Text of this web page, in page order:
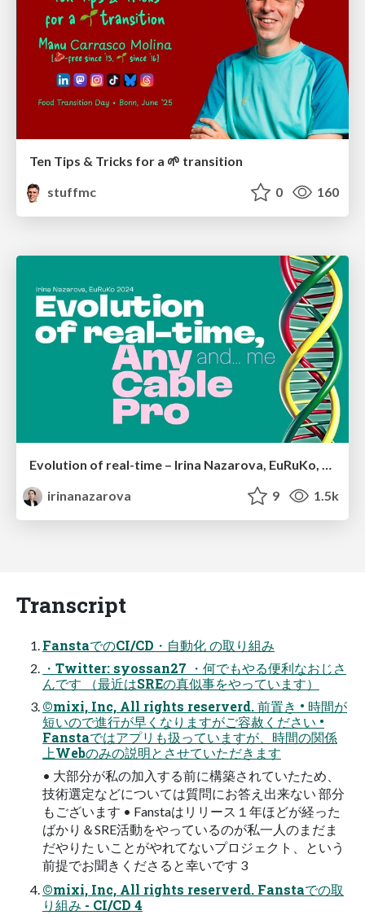
Ten Tips & Tricks for a 🌱 transition
stuffmc
0 160
irinanazarova
9 1.5k
Transcript
FanstaでのCI/CD・自動化 の取り組み
・Twitter: syossan27 ・何でもやる便利なおじさ
んです （最近はSREの真似事をやっています）
©mixi, Inc, All rights reserverd. 前置き • 時間が
短いので進行が早くなりますがご容赦ください •
Fanstaではアプリも扱っていますが、時間の関係
上Webのみの説明とさせていただきます
• 大部分が私の加入する前に構築されていたため、
技術選定などについては質問にお答え出来ない 部分
もございます • Fanstaはリリース１年ほどが経った
ばかり＆SRE活動をやっているのが私一人のまだま
だやりた いことがやれてないプロジェクト、という
前提でお聞きくださると幸いです 3
©mixi, Inc, All rights reserverd. Fanstaでの取
り組み - CI/CD 4